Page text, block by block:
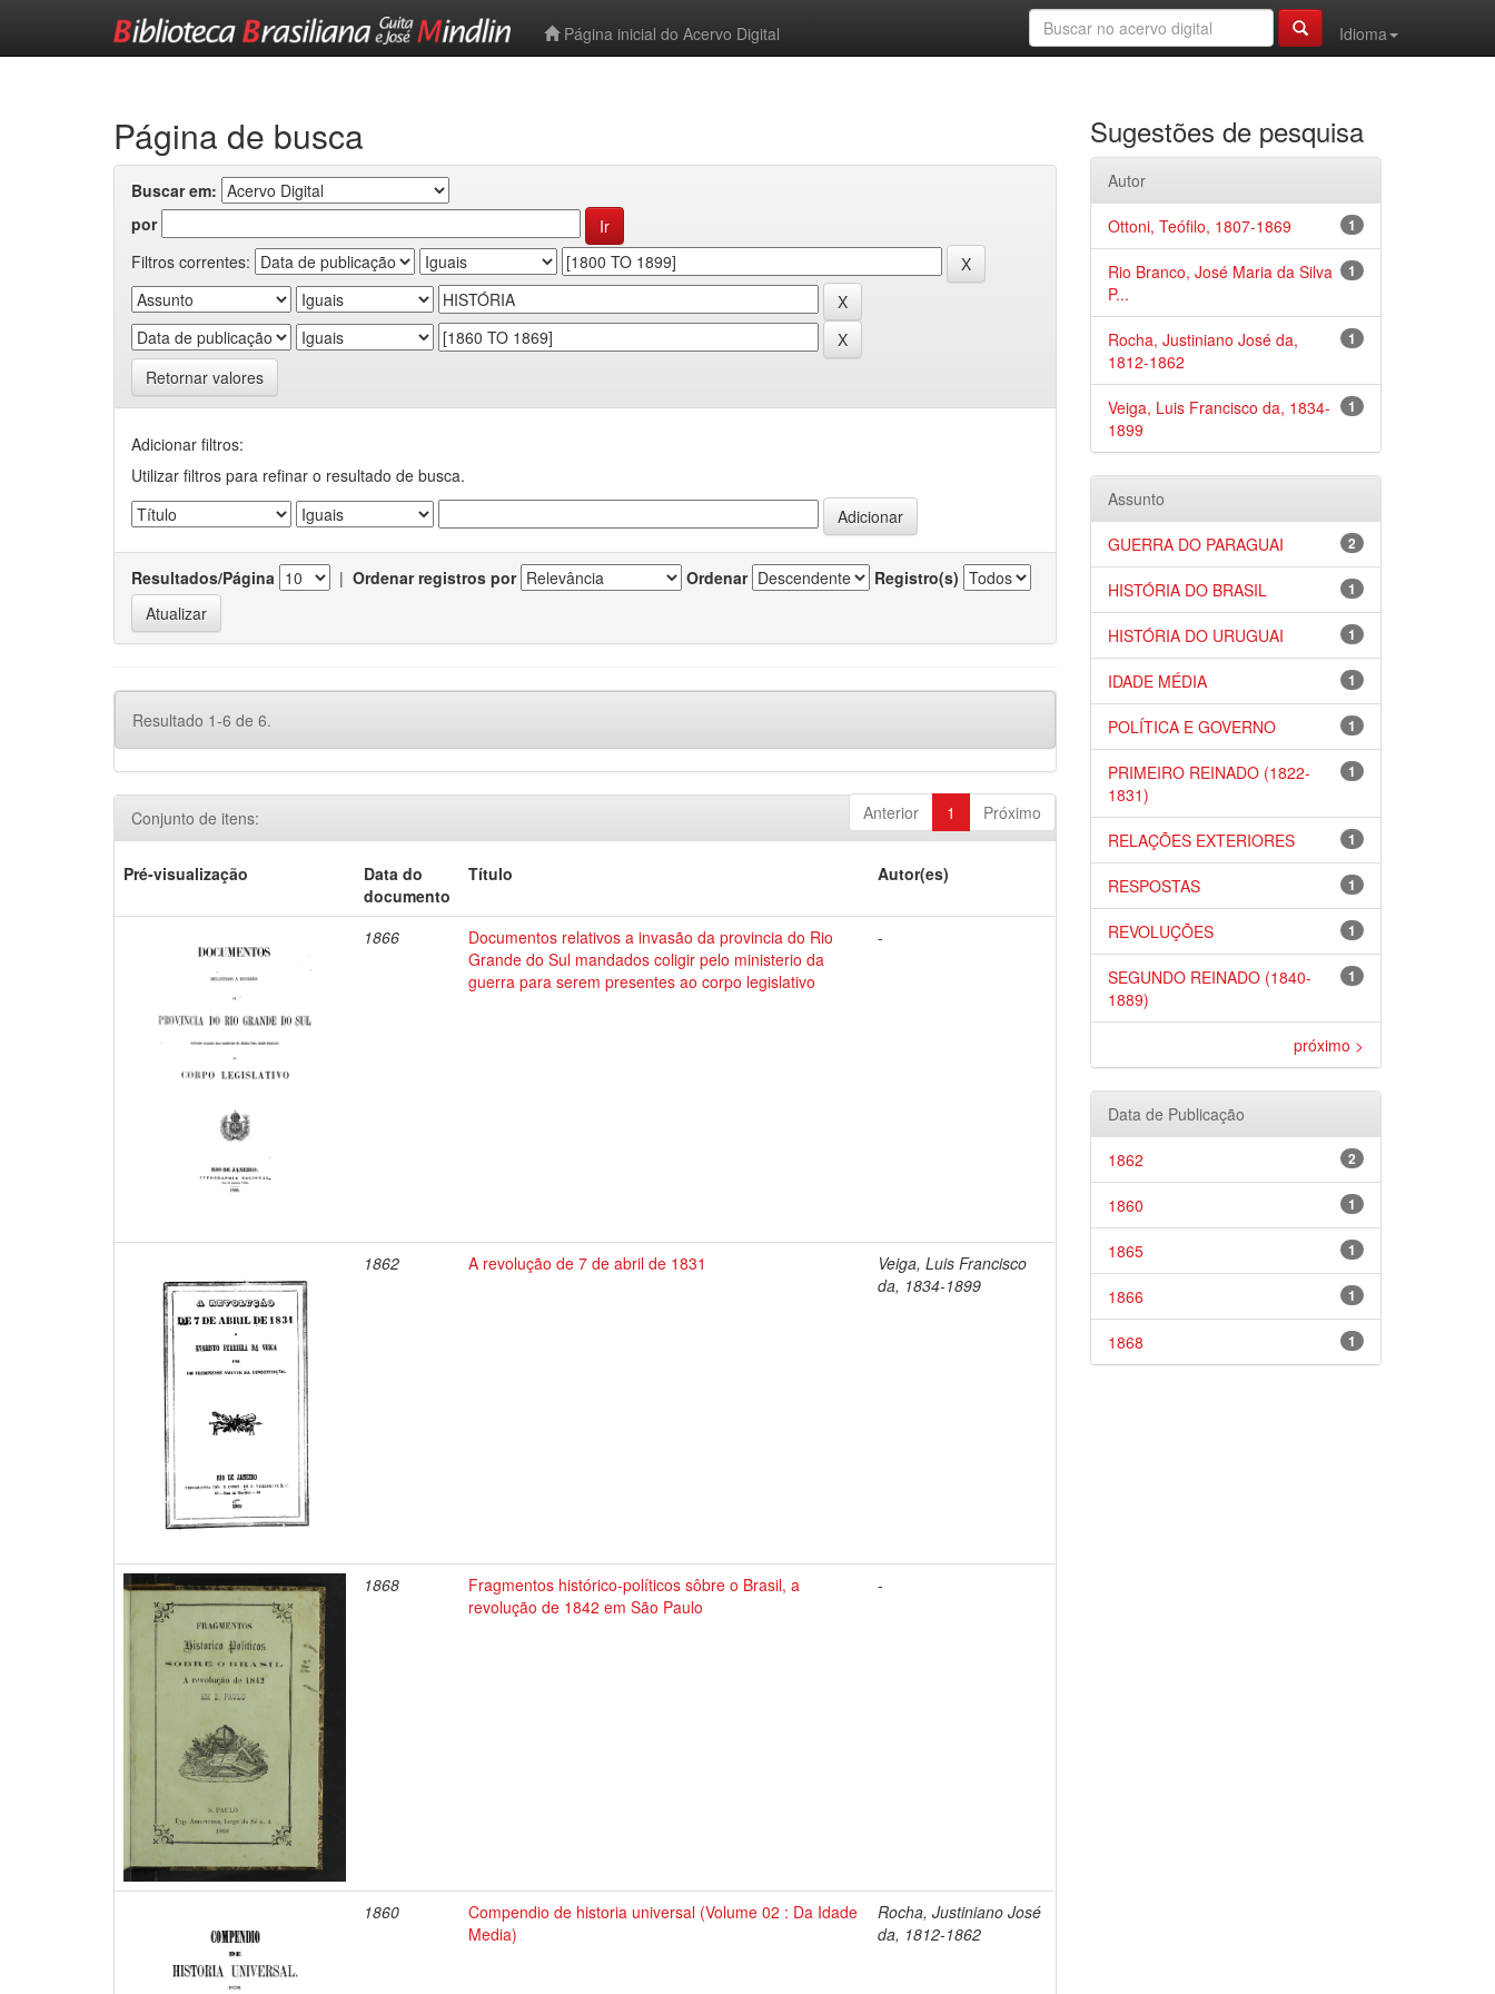
Página inicial do Acervo Digital
Idioma
Página de busca
Buscar em:
por
Filtros correntes:
Retornar valores
Adicionar filtros:
Utilizar filtros para refinar o resultado de busca.
Resultados/Página | Ordenar registros por Ordenar Registro(s)
Resultado 1-6 de 6.
Anterior 1 Próximo
Conjunto de itens:
Pré-visualização
Data do
documento
Título Autor(es)
1866
Documentos relativos a invasão da provincia do Rio
Grande do Sul mandados coligir pelo ministerio da
guerra para serem presentes ao corpo legislativo
-
1862 A revolução de 7 de abril de 1831
Veiga, Luis Francisco
da, 1834-1899
1868
Fragmentos histórico-políticos sôbre o Brasil, a
revolução de 1842 em São Paulo
-
1860
Compendio de historia universal (Volume 02 : Da Idade
Media)
Rocha, Justiniano José
da, 1812-1862
Sugestões de pesquisa
Autor
1
Ottoni, Teófilo, 1807-1869
1
Rio Branco, José Maria da Silva
P...
1
Rocha, Justiniano José da,
1812-1862
1
Veiga, Luis Francisco da, 1834-
1899
Assunto
2
GUERRA DO PARAGUAI
1
HISTÓRIA DO BRASIL
1
HISTÓRIA DO URUGUAI
1
IDADE MÉDIA
1
POLÍTICA E GOVERNO
1
PRIMEIRO REINADO (1822-
1831)
1
RELAÇÕES EXTERIORES
1
RESPOSTAS
1
REVOLUÇÕES
1
SEGUNDO REINADO (1840-
1889)
próximo >
Data de Publicação
2
1862
1
1860
1
1865
1
1866
1
1868